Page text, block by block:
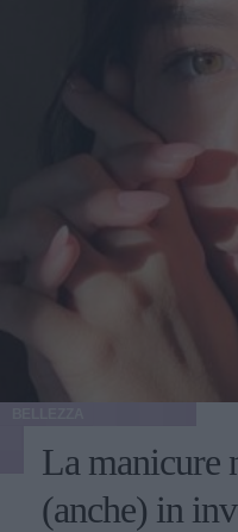
La manicure
(anche) in